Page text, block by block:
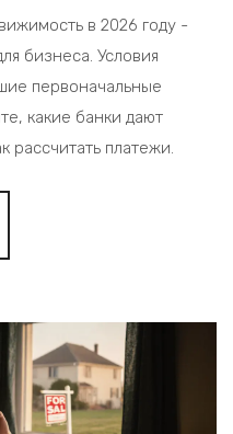
в 2026 году -
бизнеса. Условия
первоначальные
какие банки дают
рассчитать платежи.